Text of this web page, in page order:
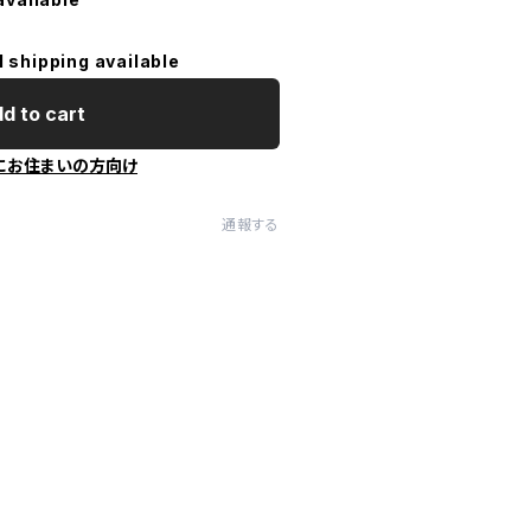
shipping available
to cart
お住まいの方向け
通報する